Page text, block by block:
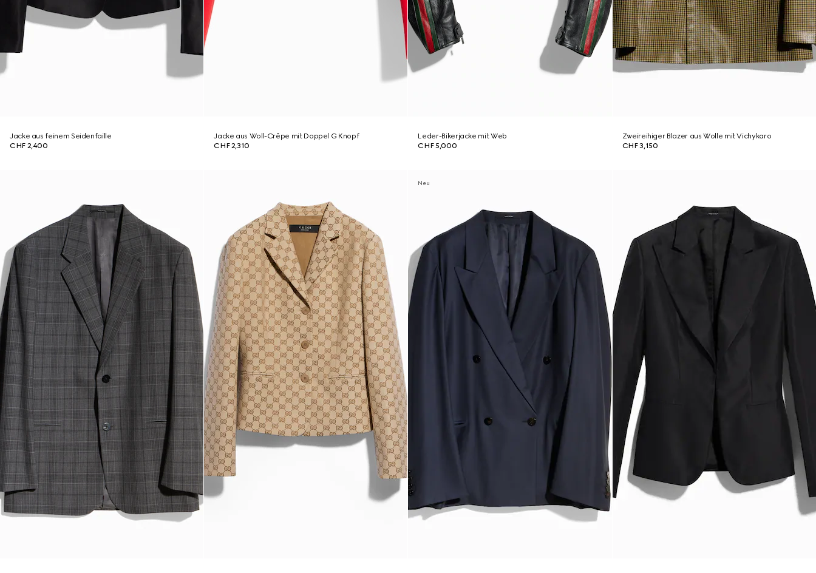
Jacke aus feinem Seidenfaille
CHF 2,400
Jacke aus Woll-Crêpe mit Doppel G Knopf
CHF 2,310
Leder-Bikerjacke mit Web
CHF 5,000
Zweireihiger Blazer aus Wolle mit Vichykaro
CHF 3,150
Neu